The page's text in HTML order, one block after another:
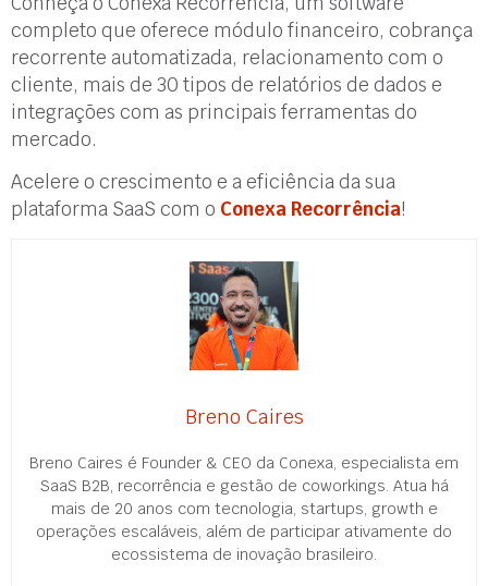
completo que oferece módulo financeiro, cobrança
recorrente automatizada, relacionamento com o
cliente, mais de 30 tipos de relatórios de dados e
integrações com as principais ferramentas do
mercado.
Acelere o crescimento e a eficiência da sua
plataforma SaaS com o Conexa Recorrência!
Breno Caires
Breno Caires é Founder & CEO da Conexa, especialista em
SaaS B2B, recorrência e gestão de coworkings. Atua há
mais de 20 anos com tecnologia, startups, growth e
operações escaláveis, além de participar ativamente do
ecossistema de inovação brasileiro.